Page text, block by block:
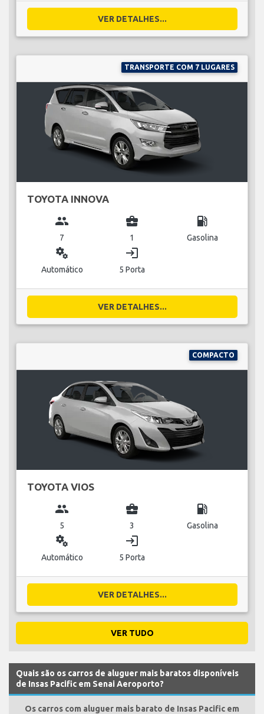
VER DETALHES...
TRANSPORTE COM 7 LUGARES
TOYOTA INNOVA
group
7
business_center
1
local_gas_station
Gasolina
miscellaneous_services
Automático
login
5 Porta
VER DETALHES...
COMPACTO
TOYOTA VIOS
group
5
business_center
3
local_gas_station
Gasolina
miscellaneous_services
Automático
login
5 Porta
VER DETALHES...
VER TUDO
Quais são os carros de aluguer mais baratos disponíveis
de Insas Pacific em Senai Aeroporto?
Os carros com aluguer mais barato de Insas Pacific em